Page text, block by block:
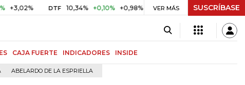
DTF 10,34% +0,10% +0,98% UVR $ 416,91 +$ 0,05 +0,01%
VER MÁS SUSCRÍBASE
CAJA FUERTE INDICADORES INSIDE
ABELARDO DE LA ESPRIELLA